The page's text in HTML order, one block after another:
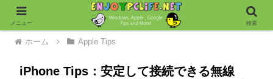
ホーム Apple Tips
iPhone Tips：安定して接続できる無線
メニュー 検索